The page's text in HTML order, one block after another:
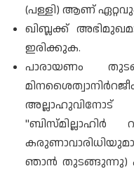
(പള്ളി) ആണ്
ഖിബ്ലക്ക്
ഇരിക്കുക.
പാരായണം
"ബിസ്മില്ലാഹിർ
ഞാൻ തുടങ്ങുന്നു)